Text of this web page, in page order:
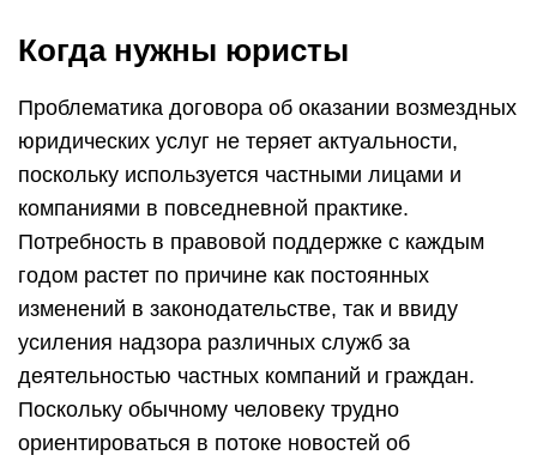
Когда нужны юристы
Проблематика договора об оказании возмездных
юридических услуг не теряет актуальности,
поскольку используется частными лицами и
компаниями в повседневной практике.
Потребность в правовой поддержке с каждым
годом растет по причине как постоянных
изменений в законодательстве, так и ввиду
усиления надзора различных служб за
деятельностью частных компаний и граждан.
Поскольку обычному человеку трудно
ориентироваться в потоке новостей об